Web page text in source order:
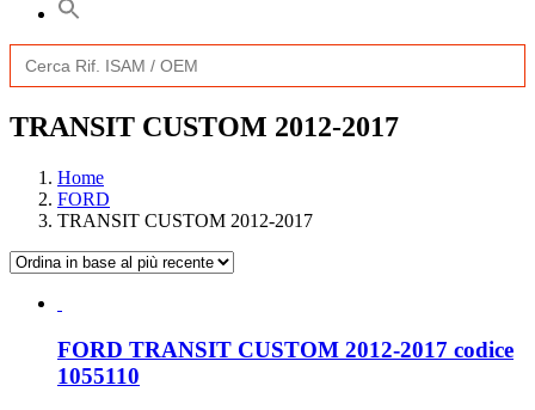
Search
Search
for:
TRANSIT CUSTOM 2012-2017
Home
FORD
TRANSIT CUSTOM 2012-2017
FORD TRANSIT CUSTOM 2012-2017 codice
1055110